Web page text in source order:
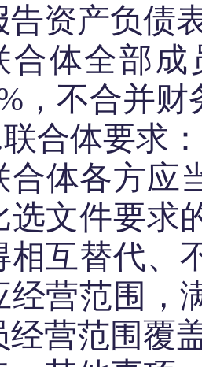
告资产负债
合体全部成
，不合并
联合体要求：
合体各方应
选文件要求
相互替代、
经营范围，
经营范围覆